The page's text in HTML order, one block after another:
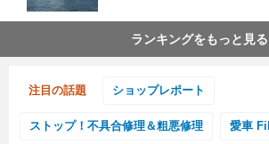
ランキングをもっと見る
注目の話題 ショップレポート
ストップ！不具合修理＆粗悪修理 愛車